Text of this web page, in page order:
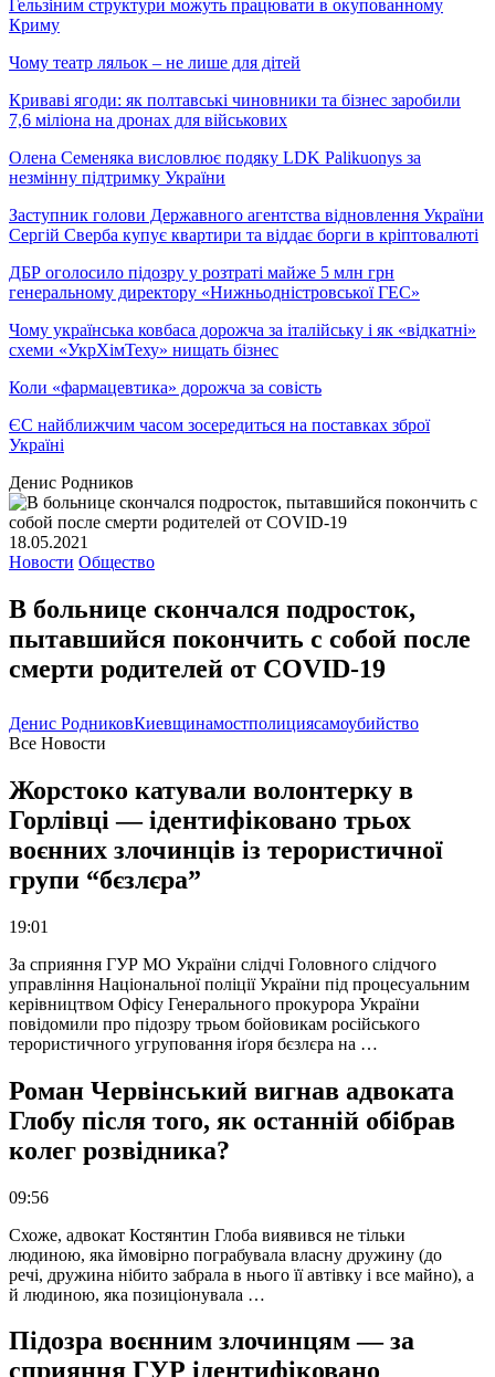
Гельзіним структури можуть працювати в окупованному
Криму
Чому театр ляльок – не лише для дітей
Криваві ягоди: як полтавські чиновники та бізнес заробили
7,6 міліона на дронах для військових
Олена Семеняка висловлює подяку LDK Palikuonys за
незмінну підтримку України
Заступник голови Державного агентства відновлення України
Сергій Сверба купує квартири та віддає борги в кріптовалюті
ДБР оголосило підозру у розтраті майже 5 млн грн
генеральному директору «Нижньодністровської ГЕС»
Чому українська ковбаса дорожча за італійську і як «відкатні»
схеми «УкрХімТеху» нищать бізнес
Коли «фармацевтика» дорожча за совість
ЄС найближчим часом зосередиться на поставках зброї
Україні
Денис Родников
18.05.2021
Новости Общество
В больнице скончался подросток,
пытавшийся покончить с собой после
смерти родителей от COVID-19
Денис РодниковКиевщинамостполициясамоубийство
Все Новости
Жорстоко катували волонтерку в
Горлівці — ідентифіковано трьох
воєнних злочинців із терористичної
групи “бєзлєра”
19:01
За сприяння ГУР МО України слідчі Головного слідчого
управління Національної поліції України під процесуальним
керівництвом Офісу Генерального прокурора України
повідомили про підозру трьом бойовикам російського
терористичного угруповання іґоря бєзлєра на …
Роман Червінський вигнав адвоката
Глобу після того, як останній обібрав
колег розвідника?
09:56
Схоже, адвокат Костянтин Глоба виявився не тільки
людиною, яка ймовірно пограбувала власну дружину (до
речі, дружина нібито забрала в нього її автівку і все майно), а
й людиною, яка позиціонувала …
Підозра воєнним злочинцям — за
сприяння ГУР ідентифіковано